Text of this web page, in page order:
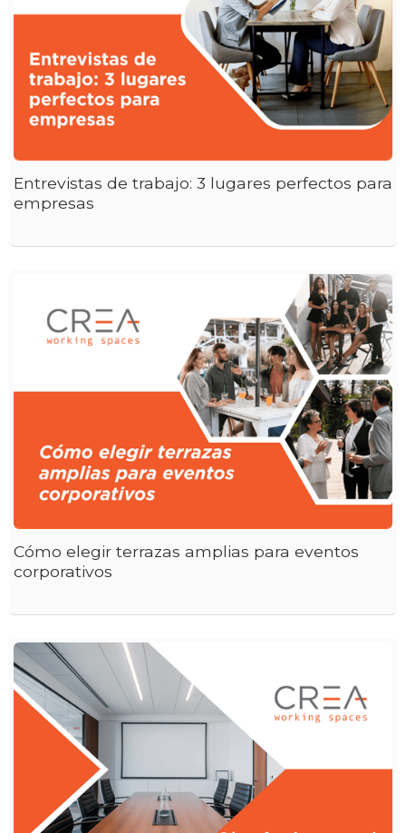
Entrevistas de trabajo: 3 lugares perfectos para
empresas
Cómo elegir terrazas amplias para eventos
corporativos